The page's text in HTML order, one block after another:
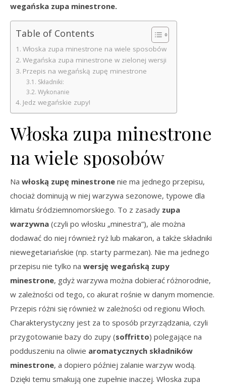
wegańska zupa minestrone.
Table of Contents
Włoska zupa minestrone na wiele sposobów
Wegańska zupa minestrone w zielonej wersji
Przepis na wegańską zupę minestrone
Składniki:
Wykonanie
Jedz wegańskie zupy!
Włoska zupa minestrone
na wiele sposobów
Na włoską zupę minestrone nie ma jednego przepisu,
chociaż dominują w niej warzywa sezonowe, typowe dla
klimatu śródziemnomorskiego. To z zasady zupa
warzywna (czyli po włosku „minestra”), ale można
dodawać do niej również ryż lub makaron, a także składniki
niewegetariańskie (np. starty parmezan). Nie ma jednego
przepisu nie tylko na wersję wegańską zupy
minestrone, gdyż warzywa można dobierać różnorodnie,
w zależności od tego, co akurat rośnie w danym momencie.
Przepis różni się również w zależności od regionu Włoch.
Charakterystyczny jest za to sposób przyrządzania, czyli
przygotowanie bazy do zupy (soffritto) polegające na
podduszeniu na oliwie aromatycznych składników
minestrone, a dopiero później zalanie warzyw wodą.
Dzięki temu smakują one zupełnie inaczej. Włoska zupa